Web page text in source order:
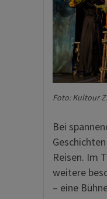
Foto: Kultour
Bei
Reisen. Im
weitere
– eine